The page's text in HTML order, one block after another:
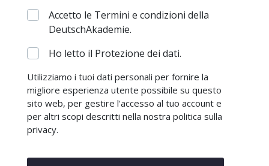
Accetto le Termini e condizioni della
DeutschAkademie.
Ho letto il Protezione dei dati.
Utilizziamo i tuoi dati personali per fornire la
migliore esperienza utente possibile su questo
sito web, per gestire l'accesso al tuo account e
per altri scopi descritti nella nostra politica sulla
privacy.